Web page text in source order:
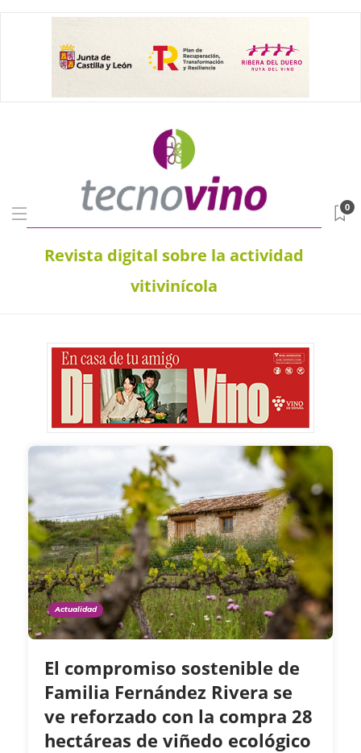
Revista digital sobre la actividad
vitivinícola
0
Actualidad
El compromiso sostenible de
Familia Fernández Rivera se
ve reforzado con la compra 28
hectáreas de viñedo ecológico